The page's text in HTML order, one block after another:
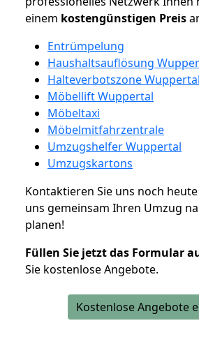
einem kostengünstigen Preis
Entrümpelung
Haushaltsauflösung
Halteverbotszone Wuppertal
Möbellift Wuppertal
Möbeltaxi
Möbelmitfahrzentrale
Umzugshelfer Wuppertal
Umzugskartons
Kontaktieren Sie uns noch
uns gemeinsam Ihren Umzug
planen!
Füllen Sie jetzt das Formular
Sie kostenlose Angebote.
Kostenlose Angebote